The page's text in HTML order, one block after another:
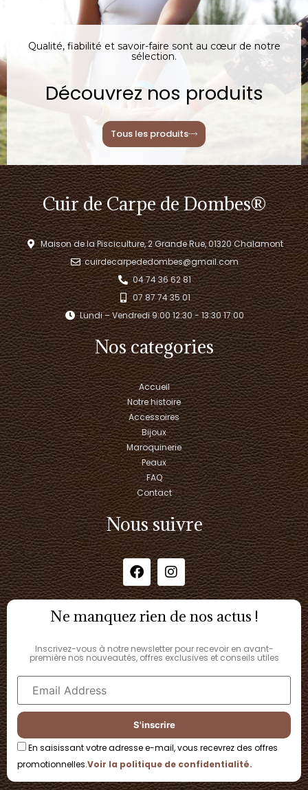
Qualité, fiabilité et savoir-faire sont au cœur de notre
sélection.
Découvrez nos produits
Tous les produits
Cuir de Carpe de Dombes®
Maison de la Pisciculture, 2 Grande Rue, 01320 Chalamont
cuirdecarpededombes@gmail.com
04 74 36 62 81
07 87 74 35 01
Lundi – Vendredi 9:00 12:30 - 13:30 17:00​
Nos categories
Accueil
Notre histoire
Accessoires
Bijoux
Maroquinerie
Peaux
FAQ
Contact
Nous suivre
Ne manquez rien de nos actus !
Inscrivez-vous à notre newsletter pour recevoir en avant-
première nos nouveautés, offres exclusives et conseils utiles
En saisissant votre adresse e-mail, vous recevrez des offres
promotionnelles.Voir la politique de confidentialité.